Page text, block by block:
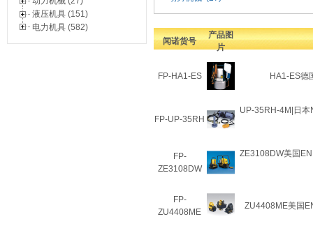
液压机具 (151)
电力机具 (582)
闻诺货号
产品图
片
FP-HA1-ES HA1-ES德
FP-UP-35RH
UP-35RH-4M|日本
FP-
ZE3108DW
ZE3108DW美国
FP-
ZU4408ME
ZU4408ME美国